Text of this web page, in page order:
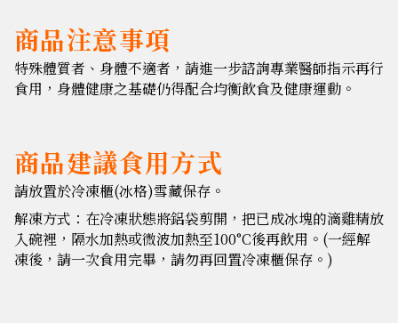
商品注意事項
特殊體質者、身體不適者，請進一步諮詢專業醫師指示再行
食用，身體健康之基礎仍得配合均衡飲食及健康運動。
商品建議食用方式
請放置於冷凍櫃(冰格)雪藏保存。
解凍方式：在冷凍狀態將鋁袋剪開，把已成冰塊的滴雞精放
入碗裡，隔水加熱或微波加熱至100°C後再飲用。(一經解
凍後，請一次食用完畢，請勿再回置冷凍櫃保存。)